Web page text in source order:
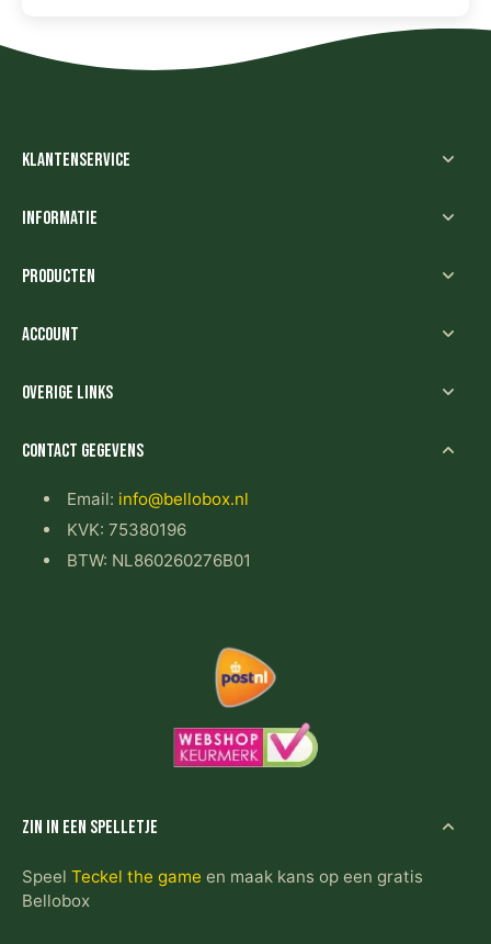
Klantenservice
Informatie
Producten
Account
Overige links
Contact gegevens
Email: info@bellobox.nl
KVK: 75380196
BTW: NL860260276B01
Zin in een spelletje
Speel Teckel the game en maak kans op een gratis
Bellobox